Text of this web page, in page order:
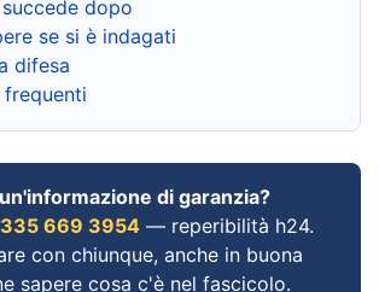
dopo
se si è indagati
difesa
frequenti
di garanzia?
669 3954 — reperibilità h24.
con chiunque, anche in buona
sapere cosa c'è nel fascicolo.